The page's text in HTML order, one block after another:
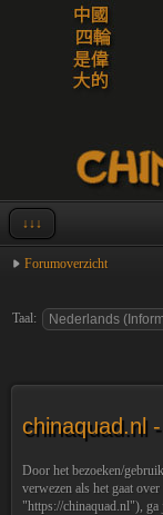
↓↓↓
Forumoverzicht
Taal:
chinaquad.nl
Door het bezoeken/
verwezen als het gaat
"https://chinaquad.nl"), ga